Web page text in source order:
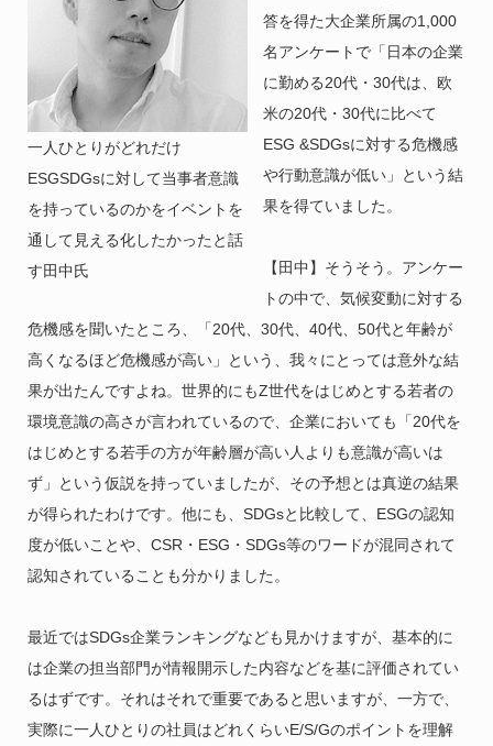
一人ひとりがどれだけ
ESGSDGsに対して当事者意識
を持っているのかをイベントを
通して見える化したかったと話
す田中氏
答を得た大企業所属の1,000
名アンケートで「日本の企業
に勤める20代・30代は、欧
米の20代・30代に比べて
ESG &SDGsに対する危機感
や行動意識が低い」という結
果を得ていました。
【田中】そうそう。アンケー
トの中で、気候変動に対する
危機感を聞いたところ、「20代、30代、40代、50代と年齢が
高くなるほど危機感が高い」という、我々にとっては意外な結
果が出たんですよね。世界的にもZ世代をはじめとする若者の
環境意識の高さが言われているので、企業においても「20代を
はじめとする若手の方が年齢層が高い人よりも意識が高いは
ず」という仮説を持っていましたが、その予想とは真逆の結果
が得られたわけです。他にも、SDGsと比較して、ESGの認知
度が低いことや、CSR・ESG・SDGs等のワードが混同されて
認知されていることも分かりました。
最近ではSDGs企業ランキングなども見かけますが、基本的に
は企業の担当部門が情報開示した内容などを基に評価されてい
るはずです。それはそれで重要であると思いますが、一方で、
実際に一人ひとりの社員はどれくらいE/S/Gのポイントを理解